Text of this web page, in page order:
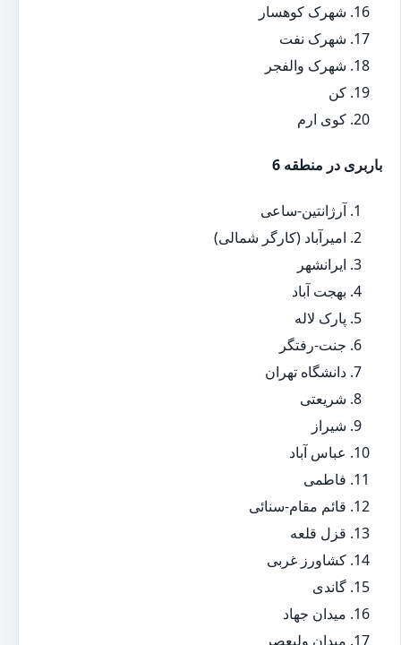
شهرک کوهسار
شهرک نفت
شهرک والفجر
کن
کوی ارم
باربری در منطقه 6
آرژانتین-ساعی
امیرآباد (کارگر شمالی)
ایرانشهر
بهجت آباد
پارک لاله
جنت-رفتگر
دانشگاه تهران
شریعتی
شیراز
عباس آباد
فاطمی
قائم مقام-سنائی
قزل قلعه
کشاورز غربی
گاندی
میدان جهاد
میدان ولیعصر